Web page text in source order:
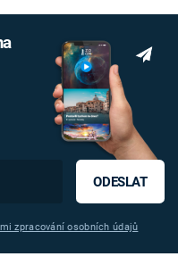
ODESLAT
zpracování osobních údajů